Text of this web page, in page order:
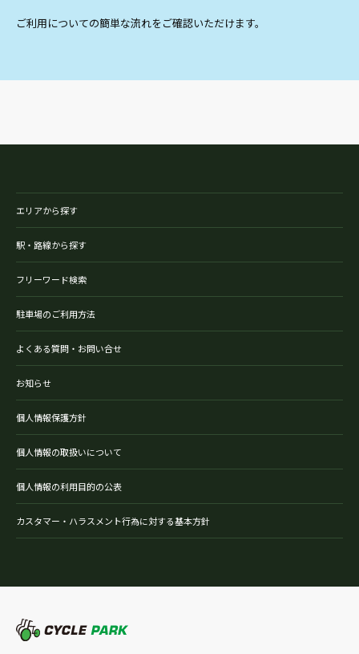
ご利用についての簡単な流れをご確認いただけます。
エリアから探す
駅・路線から探す
フリーワード検索
駐車場のご利用方法
よくある質問・お問い合せ
お知らせ
個人情報保護方針
個人情報の取扱いについて
個人情報の利用目的の公表
カスタマー・ハラスメント行為に対する基本方針